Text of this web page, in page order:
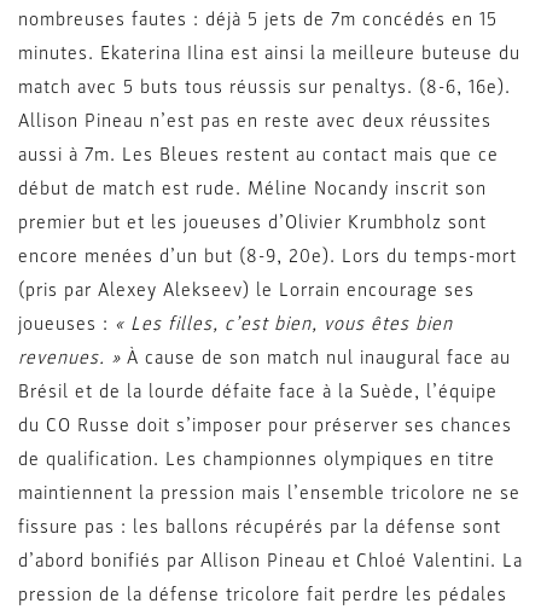
nombreuses fautes : déjà 5 jets de 7m concédés en 15
minutes. Ekaterina Ilina est ainsi la meilleure buteuse du
match avec 5 buts tous réussis sur penaltys. (8-6, 16e).
Allison Pineau n’est pas en reste avec deux réussites
aussi à 7m. Les Bleues restent au contact mais que ce
début de match est rude. Méline Nocandy inscrit son
premier but et les joueuses d’Olivier Krumbholz sont
encore menées d’un but (8-9, 20e). Lors du temps-mort
(pris par Alexey Alekseev) le Lorrain encourage ses
joueuses : « Les filles, c’est bien, vous êtes bien
revenues. » À cause de son match nul inaugural face au
Brésil et de la lourde défaite face à la Suède, l’équipe
du CO Russe doit s’imposer pour préserver ses chances
de qualification. Les championnes olympiques en titre
maintiennent la pression mais l’ensemble tricolore ne se
fissure pas : les ballons récupérés par la défense sont
d’abord bonifiés par Allison Pineau et Chloé Valentini. La
pression de la défense tricolore fait perdre les pédales